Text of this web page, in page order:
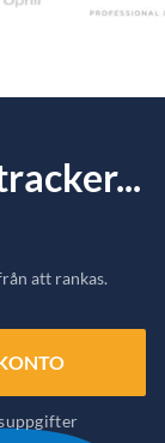
att rankas.